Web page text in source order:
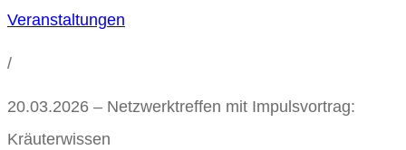
Veranstaltungen
/
20.03.2026 – Netzwerktreffen mit Impulsvortrag:
Kräuterwissen